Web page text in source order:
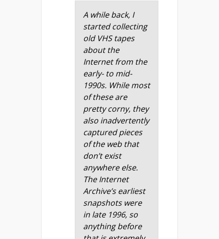
A while back, I
started collecting
old VHS tapes
about the
Internet from the
early- to mid-
1990s. While most
of these are
pretty corny, they
also inadvertently
captured pieces
of the web that
don’t exist
anywhere else.
The Internet
Archive’s earliest
snapshots were
in late 1996, so
anything before